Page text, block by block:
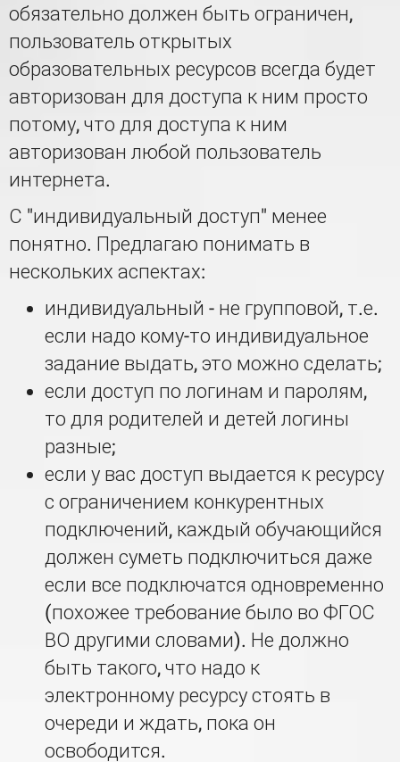
обязательно должен быть ограничен,
пользователь открытых
образовательных ресурсов всегда будет
авторизован для доступа к ним просто
потому, что для доступа к ним
авторизован любой пользователь
интернета.
С "индивидуальный доступ" менее
понятно. Предлагаю понимать в
нескольких аспектах:
индивидуальный - не групповой, т.е.
если надо кому-то индивидуальное
задание выдать, это можно сделать;
если доступ по логинам и паролям,
то для родителей и детей логины
разные;
если у вас доступ выдается к ресурсу
с ограничением конкурентных
подключений, каждый обучающийся
должен суметь подключиться даже
если все подключатся одновременно
(похожее требование было во ФГОС
ВО другими словами). Не должно
быть такого, что надо к
электронному ресурсу стоять в
очереди и ждать, пока он
освободится.